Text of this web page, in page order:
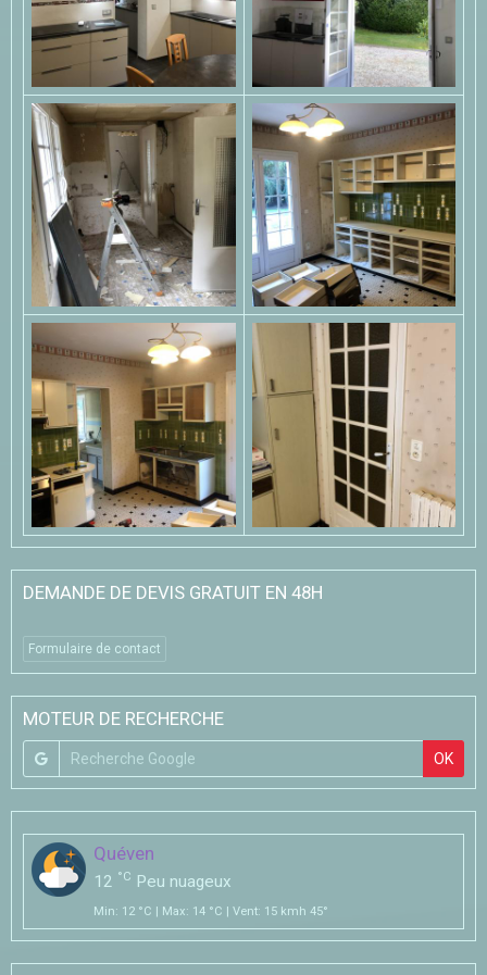
DEMANDE DE DEVIS GRATUIT EN 48H
Formulaire de contact
MOTEUR DE RECHERCHE
OK
Quéven
12 °C Peu nuageux
Min: 12 °C | Max: 14 °C | Vent: 15 kmh 45°